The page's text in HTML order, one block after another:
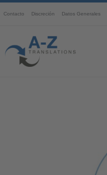
Contacto Discreción Datos Generales